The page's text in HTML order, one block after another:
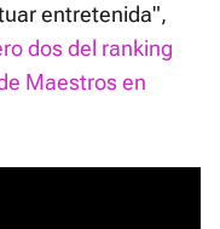
entretenida",
dos del ranking
Maestros en